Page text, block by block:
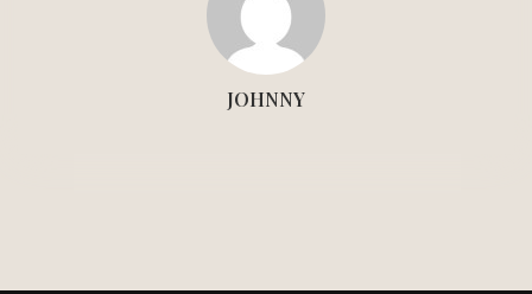
JOHNNY